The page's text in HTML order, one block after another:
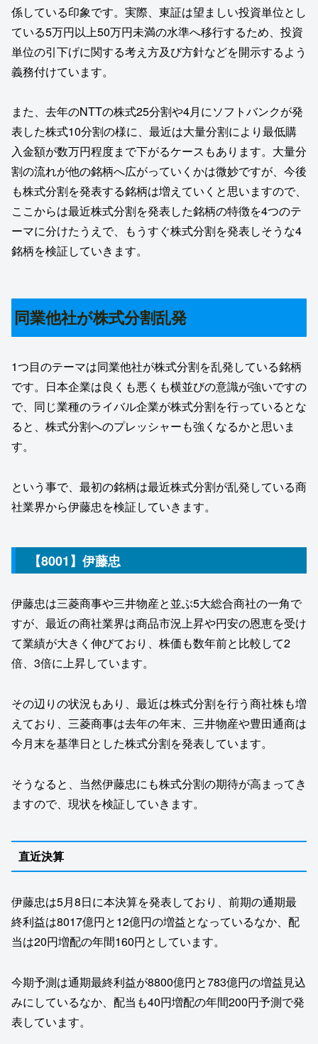
係している印象です。実際、東証は望ましい投資単位とし
ている5万円以上50万円未満の水準へ移行するため、投資
単位の引下げに関する考え方及び方針などを開示するよう
義務付けています。
また、去年のNTTの株式25分割や4月にソフトバンクが発
表した株式10分割の様に、最近は大量分割により最低購
入金額が数万円程度まで下がるケースもあります。大量分
割の流れが他の銘柄へ広がっていくかは微妙ですが、今後
も株式分割を発表する銘柄は増えていくと思いますので、
ここからは最近株式分割を発表した銘柄の特徴を4つのテ
ーマに分けたうえで、もうすぐ株式分割を発表しそうな4
銘柄を検証していきます。
同業他社が株式分割乱発
1つ目のテーマは同業他社が株式分割を乱発している銘柄
です。日本企業は良くも悪くも横並びの意識が強いですの
で、同じ業種のライバル企業が株式分割を行っているとな
ると、株式分割へのプレッシャーも強くなるかと思いま
す。
という事で、最初の銘柄は最近株式分割が乱発している商
社業界から伊藤忠を検証していきます。
【8001】伊藤忠
伊藤忠は三菱商事や三井物産と並ぶ5大総合商社の一角で
すが、最近の商社業界は商品市況上昇や円安の恩恵を受け
て業績が大きく伸びており、株価も数年前と比較して2
倍、3倍に上昇しています。
その辺りの状況もあり、最近は株式分割を行う商社株も増
えており、三菱商事は去年の年末、三井物産や豊田通商は
今月末を基準日とした株式分割を発表しています。
そうなると、当然伊藤忠にも株式分割の期待が高まってき
ますので、現状を検証していきます。
直近決算
伊藤忠は5月8日に本決算を発表しており、前期の通期最
終利益は8017億円と12億円の増益となっているなか、配
当は20円増配の年間160円としています。
今期予測は通期最終利益が8800億円と783億円の増益見込
みにしているなか、配当も40円増配の年間200円予測で発
表しています。